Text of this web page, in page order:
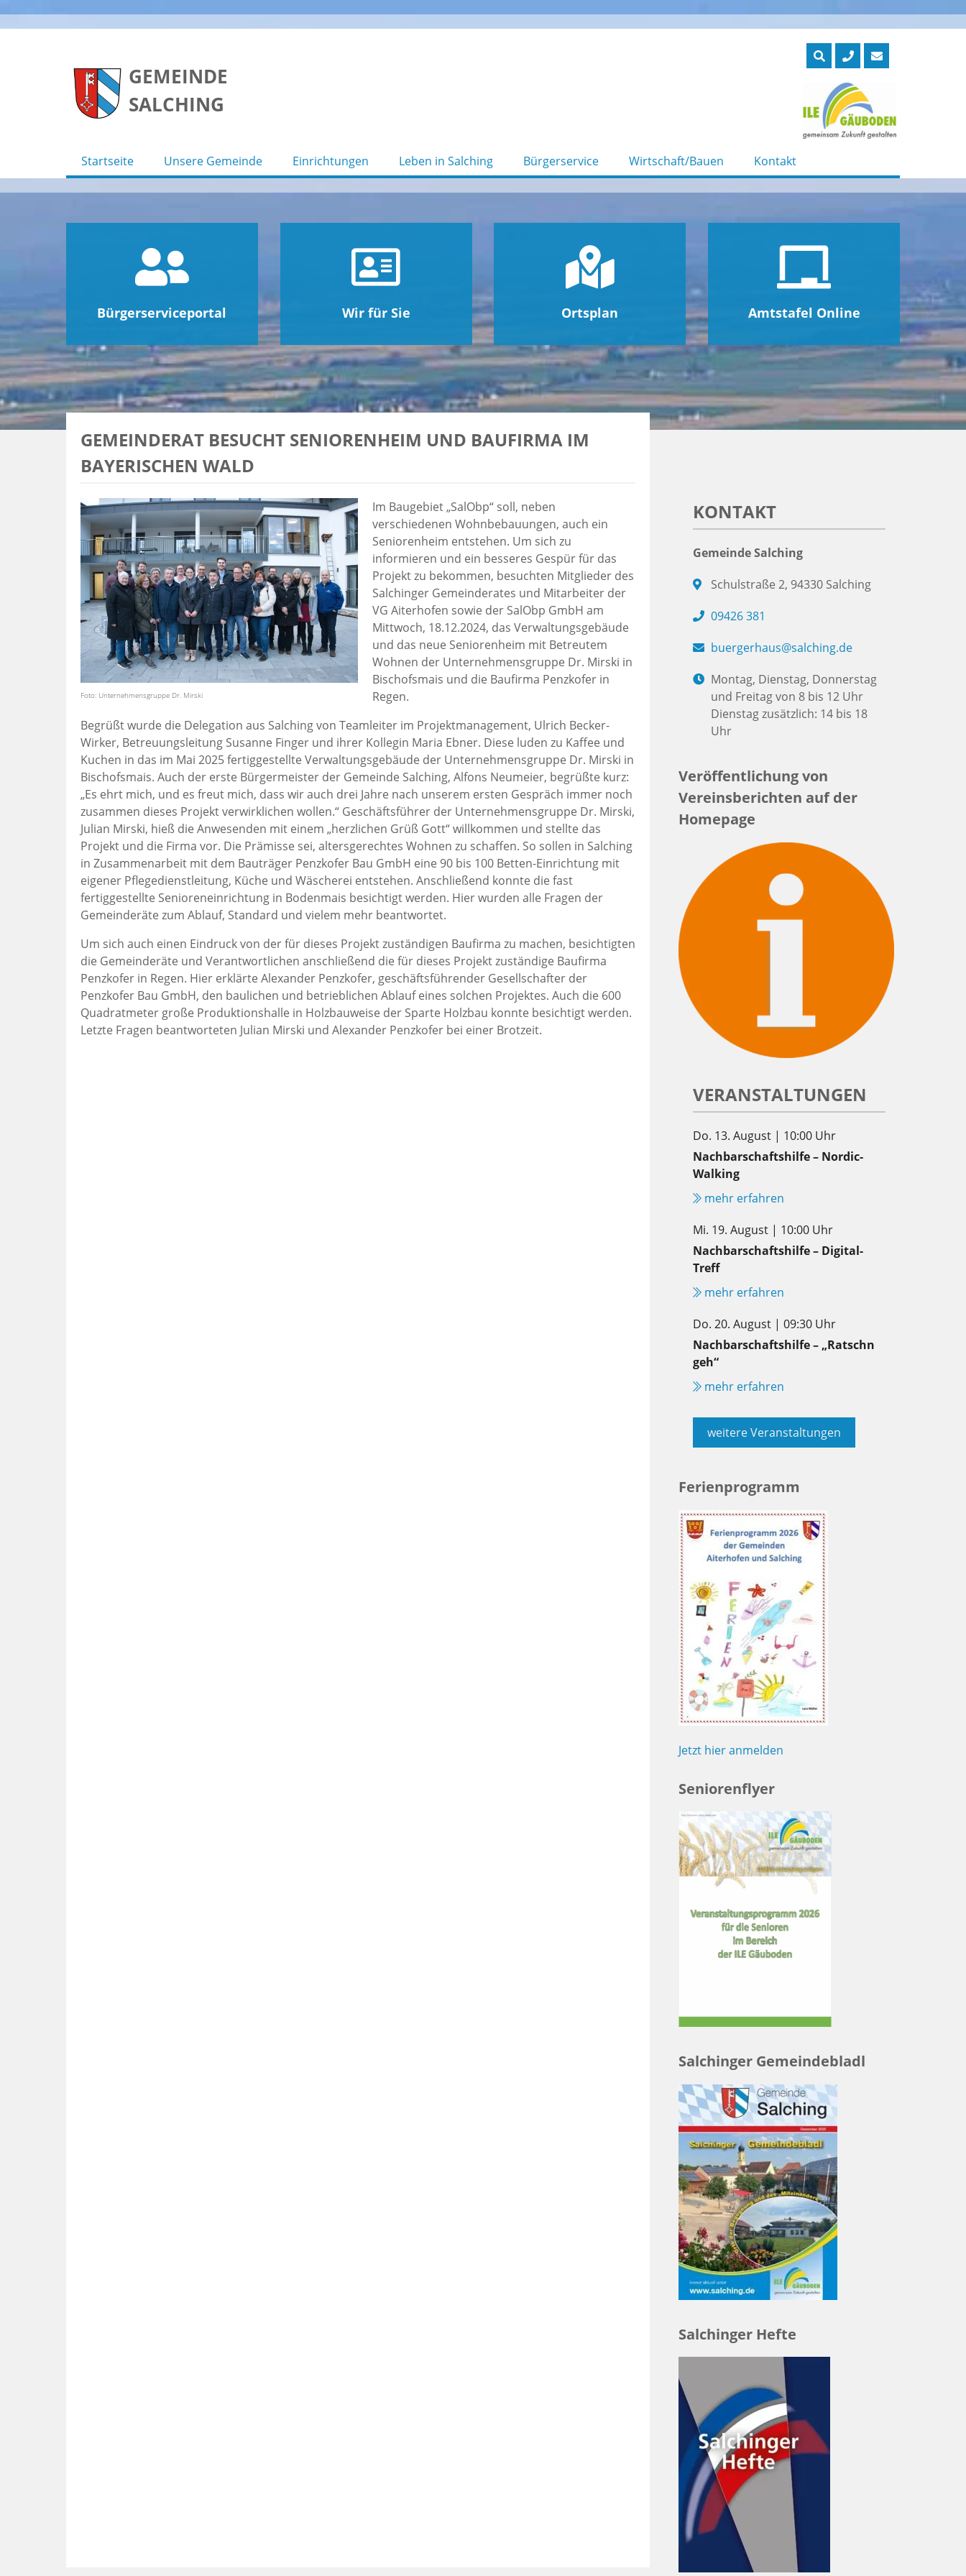
GEMEINDE
SALCHING
Startseite Unsere Gemeinde Einrichtungen Leben in Salching Bürgerservice Wirtschaft/Bauen Kontakt
Bürgerserviceportal Wir für Sie Ortsplan Amtstafel Online
GEMEINDERAT BESUCHT SENIORENHEIM UND BAUFIRMA IM
BAYERISCHEN WALD
Foto: Unternehmensgruppe Dr. Mirski
Im Baugebiet „SalObp“ soll, neben
verschiedenen Wohnbebauungen, auch ein
Seniorenheim entstehen. Um sich zu
informieren und ein besseres Gespür für das
Projekt zu bekommen, besuchten Mitglieder des
Salchinger Gemeinderates und Mitarbeiter der
VG Aiterhofen sowie der SalObp GmbH am
Mittwoch, 18.12.2024, das Verwaltungsgebäude
und das neue Seniorenheim mit Betreutem
Wohnen der Unternehmensgruppe Dr. Mirski in
Bischofsmais und die Baufirma Penzkofer in
Regen.
Begrüßt wurde die Delegation aus Salching von Teamleiter im Projektmanagement, Ulrich Becker-
Wirker, Betreuungsleitung Susanne Finger und ihrer Kollegin Maria Ebner. Diese luden zu Kaffee und
Kuchen in das im Mai 2025 fertiggestellte Verwaltungsgebäude der Unternehmensgruppe Dr. Mirski in
Bischofsmais. Auch der erste Bürgermeister der Gemeinde Salching, Alfons Neumeier, begrüßte kurz:
„Es ehrt mich, und es freut mich, dass wir auch drei Jahre nach unserem ersten Gespräch immer noch
zusammen dieses Projekt verwirklichen wollen.“ Geschäftsführer der Unternehmensgruppe Dr. Mirski,
Julian Mirski, hieß die Anwesenden mit einem „herzlichen Grüß Gott“ willkommen und stellte das
Projekt und die Firma vor. Die Prämisse sei, altersgerechtes Wohnen zu schaffen. So sollen in Salching
in Zusammenarbeit mit dem Bauträger Penzkofer Bau GmbH eine 90 bis 100 Betten-Einrichtung mit
eigener Pflegedienstleitung, Küche und Wäscherei entstehen. Anschließend konnte die fast
fertiggestellte Senioreneinrichtung in Bodenmais besichtigt werden. Hier wurden alle Fragen der
Gemeinderäte zum Ablauf, Standard und vielem mehr beantwortet.
Um sich auch einen Eindruck von der für dieses Projekt zuständigen Baufirma zu machen, besichtigten
die Gemeinderäte und Verantwortlichen anschließend die für dieses Projekt zuständige Baufirma
Penzkofer in Regen. Hier erklärte Alexander Penzkofer, geschäftsführender Gesellschafter der
Penzkofer Bau GmbH, den baulichen und betrieblichen Ablauf eines solchen Projektes. Auch die 600
Quadratmeter große Produktionshalle in Holzbauweise der Sparte Holzbau konnte besichtigt werden.
Letzte Fragen beantworteten Julian Mirski und Alexander Penzkofer bei einer Brotzeit.
KONTAKT
Gemeinde Salching
Schulstraße 2, 94330 Salching
09426 381
buergerhaus@salching.de
Montag, Dienstag, Donnerstag
und Freitag von 8 bis 12 Uhr
Dienstag zusätzlich: 14 bis 18
Uhr
Veröffentlichung von
Vereinsberichten auf der
Homepage
VERANSTALTUNGEN
Do. 13. August | 10:00 Uhr
Nachbarschaftshilfe – Nordic-
Walking
mehr erfahren
Mi. 19. August | 10:00 Uhr
Nachbarschaftshilfe – Digital-
Treff
mehr erfahren
Do. 20. August | 09:30 Uhr
Nachbarschaftshilfe – „Ratschn
geh“
mehr erfahren
weitere Veranstaltungen
Ferienprogramm
Jetzt hier anmelden
Seniorenflyer
Salchinger Gemeindebladl
Salchinger Hefte